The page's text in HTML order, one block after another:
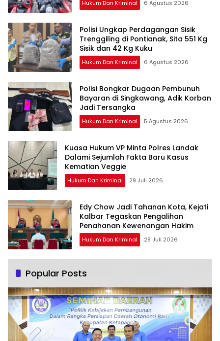
Hukum Dan Kriminal 6 Agustus 2026
Polisi Ungkap Perdagangan Sisik
Trenggiling di Pontianak, Sita 551 Kg
Sisik dan 42 Kg Kuku
Hukum Dan Kriminal 6 Agustus 2026
Polisi Bongkar Dugaan Pembunuh
Bayaran di Singkawang, Adik Korban
Jadi Tersangka
Hukum Dan Kriminal 5 Agustus 2026
Kuasa Hukum VP Minta Polres Landak
Dalami Sejumlah Fakta Baru Kasus
Kematian Veggie
Hukum Dan Kriminal 29 Juli 2026
Edy Chow Jadi Tahanan Kota, Kejati
Kalbar Tegaskan Pengalihan
Penahanan Kewenangan Hakim
Hukum Dan Kriminal 28 Juli 2026
Popular Posts